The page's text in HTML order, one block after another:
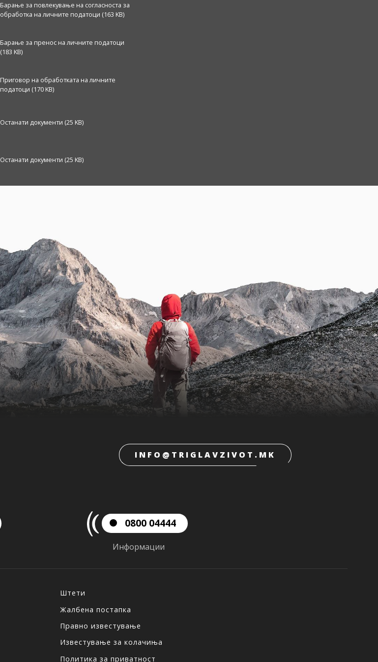
Барање за повлекување на согласноста за
обработка на личните податоци (163 KB)
Барање за пренос на личните податоци
(183 KB)
Приговор на обработката на личните
податоци (170 KB)
Останати документи (25 KB)
Останати документи (25 KB)
INFO@TRIGLAVZIVOT.MK
0800 04444
Информации
Штети
Жалбена постапка
Правно известување
Известување за колачиња
Политика за приватност